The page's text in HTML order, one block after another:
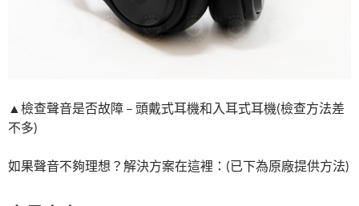
▲檢查聲音是否故障 – 頭戴式耳機和入耳式耳機(檢查方法差
不多)
如果聲音不夠理想？解決方案在這裡：(已下為原廠提供方法)